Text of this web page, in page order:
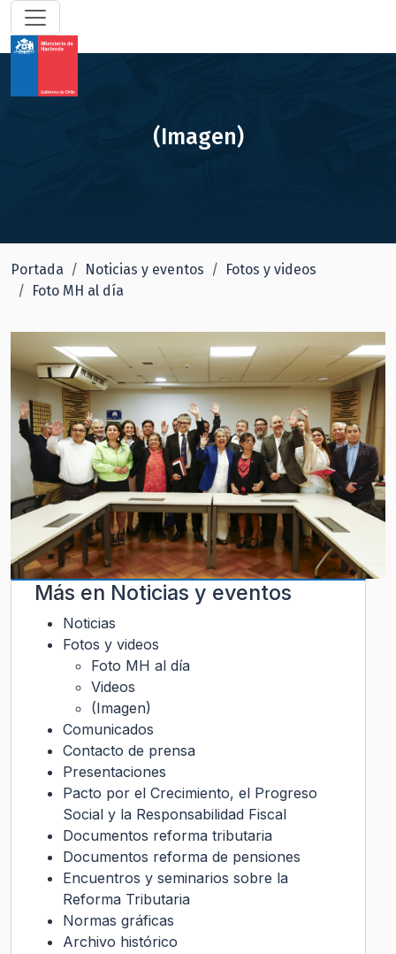
(Imagen)
Portada Noticias y eventos
Fotos y videos
Foto MH al día
Más en Noticias y eventos
Noticias
Fotos y videos
Foto MH al día
Videos
(Imagen)
Comunicados
Contacto de prensa
Presentaciones
Pacto por el Crecimiento, el Progreso
Social y la Responsabilidad Fiscal
Documentos reforma tributaria
Documentos reforma de pensiones
Encuentros y seminarios sobre la
Reforma Tributaria
Normas gráficas
Archivo histórico